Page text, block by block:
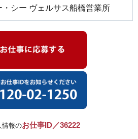
シー ヴェルサス船橋営業所
報のお仕事ID／36222